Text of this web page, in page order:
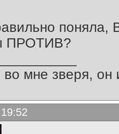
поняла,
ПРОТИВ?
во мне зверя, он